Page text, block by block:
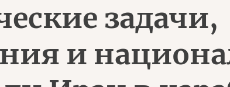
задачи,
и